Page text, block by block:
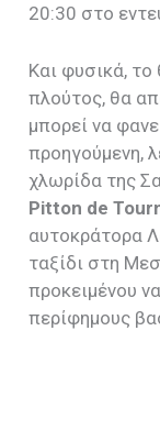
20:30 στο
Και φυσικά,
πλούτος, θα
μπορεί να
προηγούμενη,
χλωρίδα της
Pitton de
αυτοκράτορα
ταξίδι στη
προκειμένου
περίφημους